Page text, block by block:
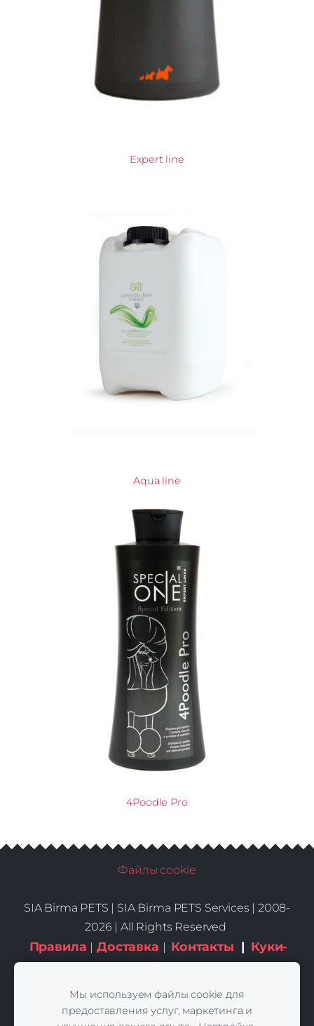
Expert line
Aqua line
4Poodle Pro
Файлы cookie
SIA Birma PETS |
SIA Birma PETS Services | 2008-
2026 | All Rights Reserved
Правила Доставка Контакты | Куки-
файлы
Мы используем файлы cookie для
предоставления услуг, маркетинга и